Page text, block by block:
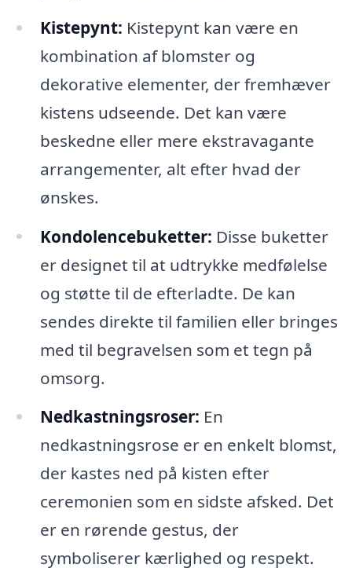
Kistepynt: Kistepynt kan være en
kombination af blomster og
dekorative elementer, der fremhæver
kistens udseende. Det kan være
beskedne eller mere ekstravagante
arrangementer, alt efter hvad der
ønskes.
Kondolencebuketter: Disse buketter
er designet til at udtrykke medfølelse
og støtte til de efterladte. De kan
sendes direkte til familien eller bringes
med til begravelsen som et tegn på
omsorg.
Nedkastningsroser: En
nedkastningsrose er en enkelt blomst,
der kastes ned på kisten efter
ceremonien som en sidste afsked. Det
er en rørende gestus, der
symboliserer kærlighed og respekt.